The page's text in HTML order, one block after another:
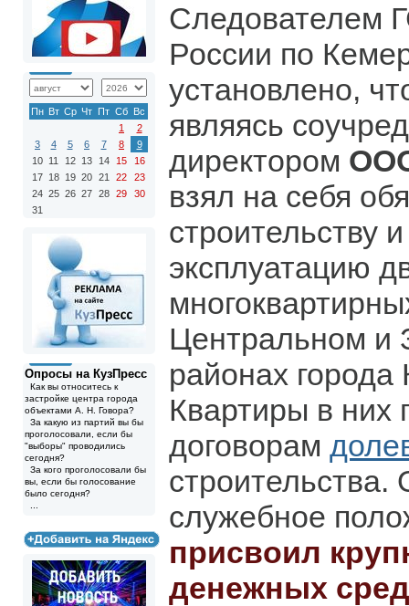
Пн Вт Ср Чт Пт Сб Вс
1
2
3
4 5 6 7 8
9
10 11 12 13 14 15
16
17 18 19 20 21 22
23
24 25 26 27 28 29
30
31
Опросы на КузПресс
Как вы относитесь к
застройке центра города
объектами А. Н. Говора?
За какую из партий вы бы
проголосовали, если бы
"выборы" проводились
сегодня?
За кого проголосовали бы
вы, если бы голосование
было сегодня?
Следователем
России по
установлено,
являясь
директором
взял на себя
строительству
эксплуатацию
Центральном и
районах
Квартиры в них
договорам
строительства.
служебное
присвоил
денежных